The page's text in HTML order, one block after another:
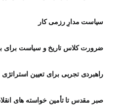
سیاست مدارِ رزمی کار
ضرورت کلاس تاریخ و سیاست برای
راهبردی تجربی برای تعیین
صبر مقدس تا تأمین خواسته های